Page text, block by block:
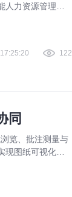
力资源管理合
122
同
览、批注测量与
现图纸可视化协